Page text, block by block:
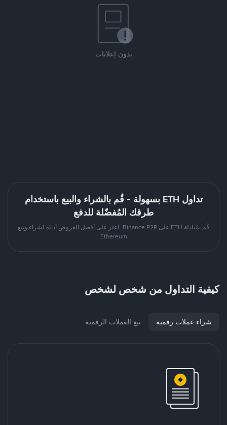
بدون إعلانات
تداول ETH بسهولة - قُم بالشراء والبيع باستخدام
طرقك المُفضّلة للدفع
قُم بمُبادلة ETH على Binance P2P. اعثر على أفضل العروض أدناه لشراء وبيع
Ethereum
كيفية التداول من شخص لشخص
شراء عملات رقمية بيع العملات الرقمية